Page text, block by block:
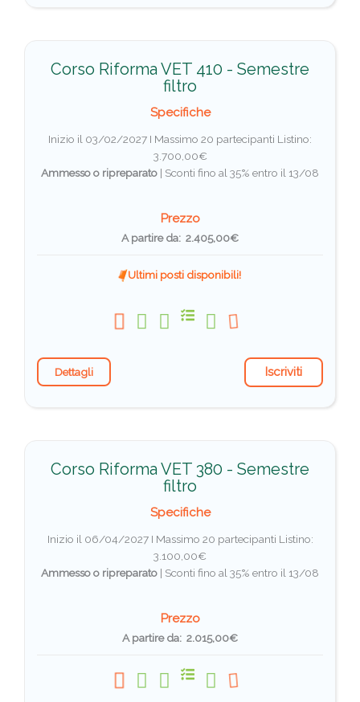
Corso Riforma VET 410 - Semestre
filtro
Specifiche
Inizio il 03/02/2027 I Massimo 20 partecipanti Listino:
3.700,00€
Ammesso o ripreparato | Sconti fino al 35% entro il 13/08
Prezzo
A partire da: 2.405,00€
Ultimi posti disponibili!
Dettagli Iscriviti
Corso Riforma VET 380 - Semestre
filtro
Specifiche
Inizio il 06/04/2027 I Massimo 20 partecipanti Listino:
3.100,00€
Ammesso o ripreparato | Sconti fino al 35% entro il 13/08
Prezzo
A partire da: 2.015,00€